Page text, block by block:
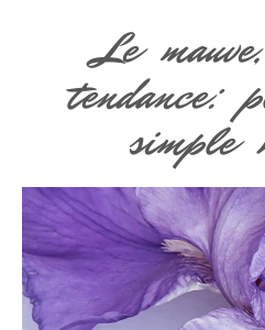
Le
tendance:
simple